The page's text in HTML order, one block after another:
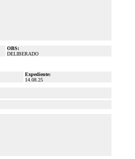
OBS:
DELIBERADO
Expediente:
14.08.25